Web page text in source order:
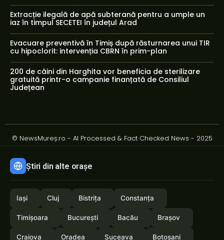
Extracție ilegală de apă subterană pentru a umple un
iaz în timpul SECETEI în județul Arad
Evacuare preventivă în Timiș după răsturnarea unui TIR
cu hipoclorit: intervenția CBRN în prim-plan
200 de câini din Harghita vor beneficia de sterilizare
gratuită printr-o campanie finanțată de Consiliul
Județean
© NewsMureș.ro - AI Processed & Fact Checked News - 2025
Știri din alte orașe
Iași Cluj Bistrița Constanța
Timișoara București Bacău Brașov
Craiova Oradea Suceava Botoșani